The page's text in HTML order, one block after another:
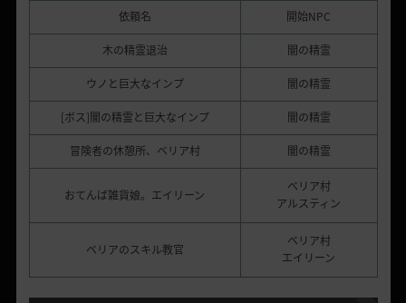
依頼名 開始NPC
木の精霊退治 闇の精霊
ウノと巨大なインプ 闇の精霊
[ボス]闇の精霊と巨大なインプ 闇の精霊
冒険者の休憩所、ベリア村 闇の精霊
おてんば雑貨娘。エイリーン
ベリア村
アルスティン
ベリアのスキル教官
ベリア村
エイリーン